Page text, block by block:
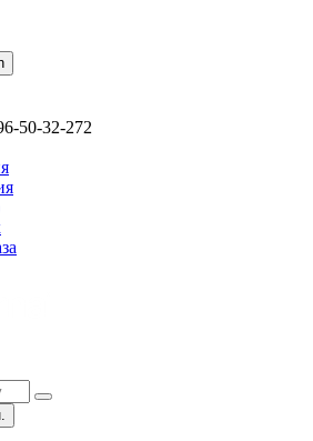
50-32-272